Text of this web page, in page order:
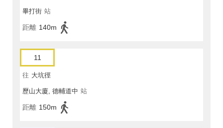
畢打街 站
距離 140m
11
往 大坑徑
歷山大廈, 德輔道中 站
距離 150m